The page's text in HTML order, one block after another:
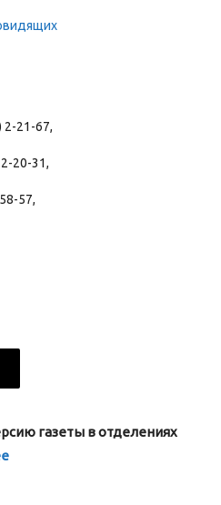
2-21-67,
20-31,
57,
газеты в отделениях